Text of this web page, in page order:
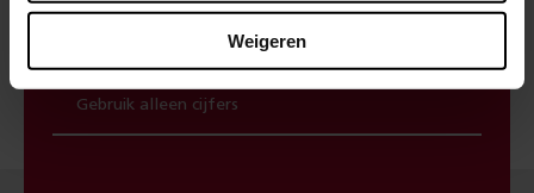
Weigeren